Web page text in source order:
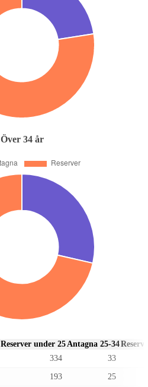
Över 34 år
Reserver under 25 Antagna 25-34
334 33
193 25